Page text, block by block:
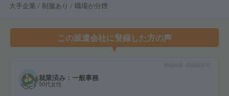
大手企業 / 制服あり / 職場が分煙
この派遣会社に登録した方の声
就業済み：一般事務
50代女性